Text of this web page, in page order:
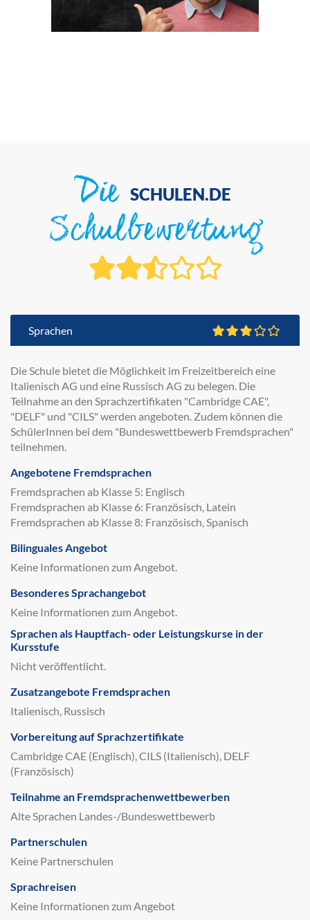
Die SCHULEN.DE
Schulbewertung
Sprachen
Die Schule bietet die Möglichkeit im Freizeitbereich eine
Italienisch AG und eine Russisch AG zu belegen. Die
Teilnahme an den Sprachzertifikaten "Cambridge CAE",
"DELF" und "CILS" werden angeboten. Zudem können die
SchülerInnen bei dem "Bundeswettbewerb Fremdsprachen"
teilnehmen.
Angebotene Fremdsprachen
Fremdsprachen ab Klasse 5: Englisch
Fremdsprachen ab Klasse 6: Französisch, Latein
Fremdsprachen ab Klasse 8: Französisch, Spanisch
Bilinguales Angebot
Keine Informationen zum Angebot.
Besonderes Sprachangebot
Keine Informationen zum Angebot.
Sprachen als Hauptfach- oder Leistungskurse in der
Kursstufe
Nicht veröffentlicht.
Zusatzangebote Fremdsprachen
Italienisch, Russisch
Vorbereitung auf Sprachzertifikate
Cambridge CAE (Englisch), CILS (Italienisch), DELF
(Französisch)
Teilnahme an Fremdsprachenwettbewerben
Alte Sprachen Landes-/Bundeswettbewerb
Partnerschulen
Keine Partnerschulen
Sprachreisen
Keine Informationen zum Angebot